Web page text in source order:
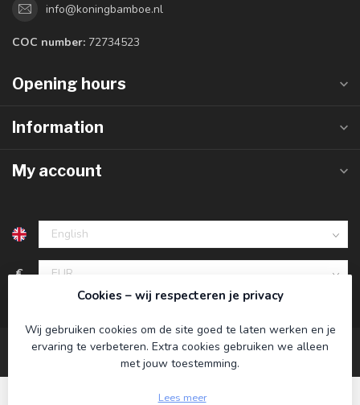
info@koningbamboe.nl
COC number: 72734523
Opening hours
Information
My account
€
Cookies – wij respecteren je privacy
Wij gebruiken cookies om de site goed te laten werken en je
ervaring te verbeteren. Extra cookies gebruiken we alleen
met jouw toestemming.
Lees meer